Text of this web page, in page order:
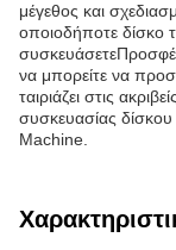
μέγεθος και
οποιοδήποτε δίσκο
να μπορείτε να
ταιριάζει στις
συσκευασίας
Machine.